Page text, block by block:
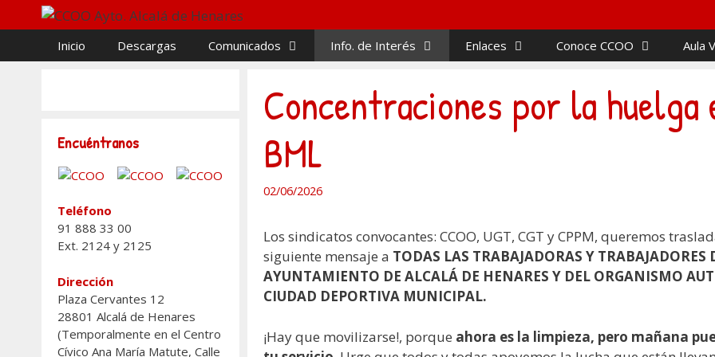
al
contenidoInicio Descargas Comunicados Info. de Interés Enlaces Conoce CCOO Aula
Concentraciones por la huelga
BML
02/06/2026
Los sindicatos convocantes: CCOO, UGT, CGT y CPPM, queremos
siguiente mensaje a TODAS LAS TRABAJADORAS Y TRABAJADORES
AYUNTAMIENTO DE ALCALÁ DE HENARES Y DEL ORGANISMO
CIUDAD DEPORTIVA MUNICIPAL.
¡Hay que movilizarse!, porque ahora es la limpieza, pero mañana
Encuéntranos
Teléfono
91 888 33 00
Ext. 2124 y 2125
Dirección
Plaza Cervantes 12
28801 Alcalá de Henares
(Temporalmente en el Centro
Cívico Ana María Matute, Calle